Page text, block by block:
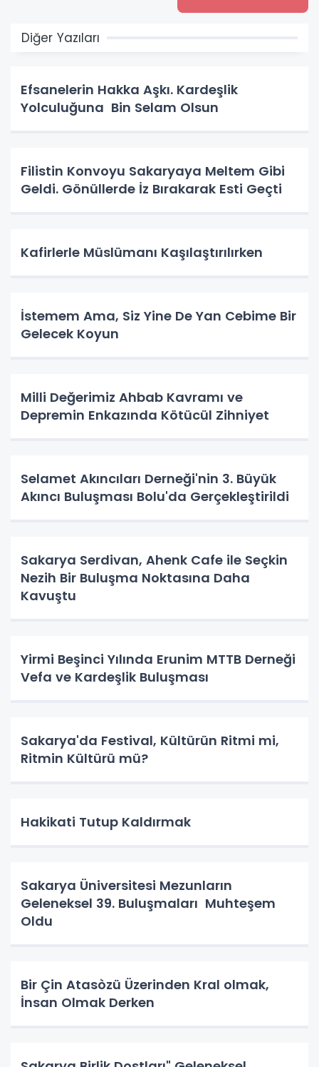
Diğer Yazıları
Efsanelerin Hakka Aşkı. Kardeşlik
Yolculuğuna Bin Selam Olsun
Filistin Konvoyu Sakaryaya Meltem Gibi
Geldi. Gönüllerde İz Bırakarak Esti Geçti
Kafirlerle Müslümanı Kaşılaştırılırken
İstemem Ama, Siz Yine De Yan Cebime Bir
Gelecek Koyun
Milli Değerimiz Ahbab Kavramı ve
Depremin Enkazında Kötücül Zihniyet
Selamet Akıncıları Derneği'nin 3. Büyük
Akıncı Buluşması Bolu'da Gerçekleştirildi
Sakarya Serdivan, Ahenk Cafe ile Seçkin
Nezih Bir Buluşma Noktasına Daha
Kavuştu
Yirmi Beşinci Yılında Erunim MTTB Derneği
Vefa ve Kardeşlik Buluşması
Sakarya'da Festival, Kültürün Ritmi mi,
Ritmin Kültürü mü?
Hakikati Tutup Kaldırmak
Sakarya Üniversitesi Mezunların
Geleneksel 39. Buluşmaları Muhteşem
Oldu
Bir Çin Atasòzü Üzerinden Kral olmak,
İnsan Olmak Derken